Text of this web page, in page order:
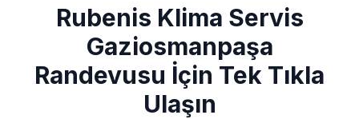
Rubenis Klima Servis
Gaziosmanpaşa
Randevusu İçin Tek Tıkla
Ulaşın